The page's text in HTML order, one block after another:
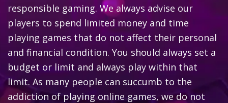
responsible gaming. We always advise our
players to spend limited money and time
playing games that do not affect their personal
and financial condition. You should always set a
budget or limit and always play within that
limit. As many people can succumb to the
addiction of playing online games, we do not